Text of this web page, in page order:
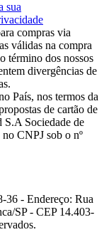
sua
compras via
válidas na compra
término dos nossos
divergências de
País, nos termos da
de cartão de
S.A Sociedade de
CNPJ sob o nº
36 - Endereço: Rua
SP - CEP 14.403-